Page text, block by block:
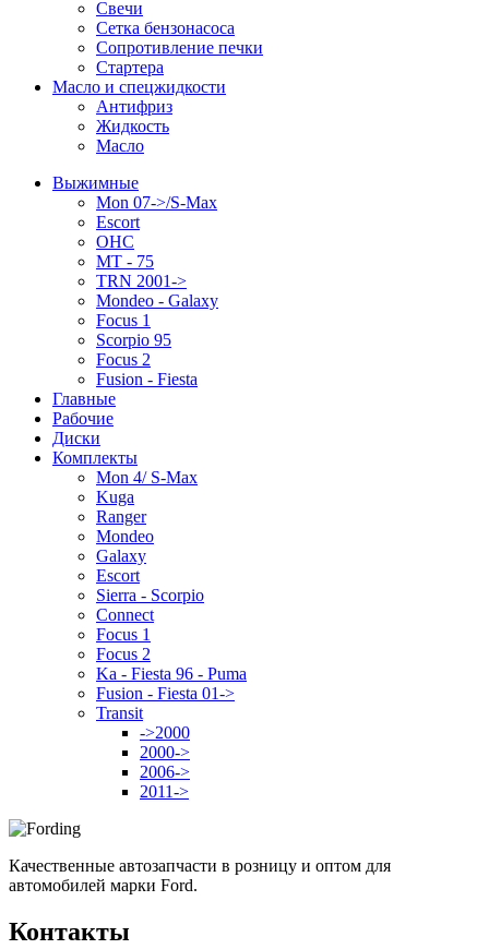
Свечи
Сетка бензонасоса
Сопротивление печки
Стартера
Масло и спецжидкости
Антифриз
Жидкость
Масло
Выжимные
Mon 07->/S-Max
Escort
OHC
MT - 75
TRN 2001->
Mondeo - Galaxy
Focus 1
Scorpio 95
Focus 2
Fusion - Fiesta
Главные
Рабочие
Диски
Комплекты
Mon 4/ S-Max
Kuga
Ranger
Mondeo
Galaxy
Escort
Sierra - Scorpio
Connect
Focus 1
Focus 2
Ka - Fiesta 96 - Puma
Fusion - Fiesta 01->
Transit
->2000
2000->
2006->
2011->
Качественные автозапчасти в розницу и оптом для
автомобилей марки Ford.
Контакты